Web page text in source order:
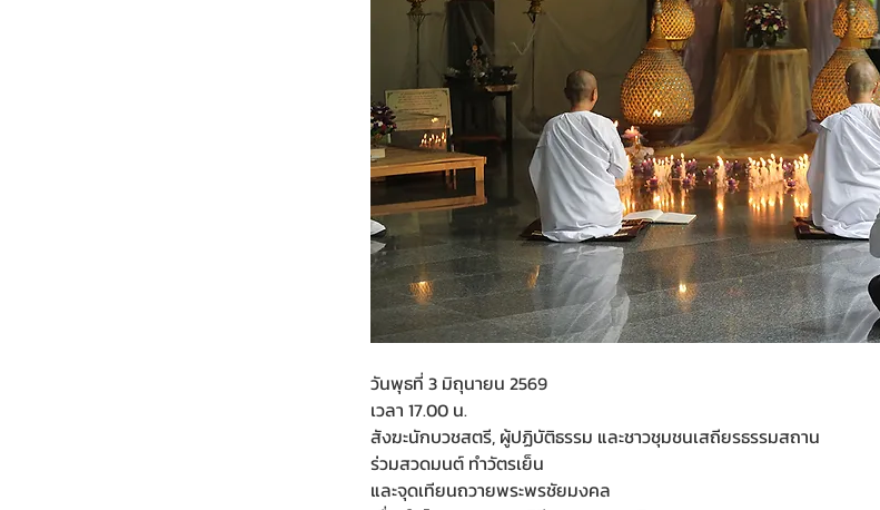
วันพุธที่ 3 มิถุนายน 2569
เวลา 17.00 น.
สังฆะนักบวชสตรี, ผู้ปฏิบัติธรรม และชาวชุมชนเสถียรธรรมสถาน
ร่วมสวดมนต์ ทำวัตรเย็น
และจุดเทียนถวายพระพรชัยมงคล